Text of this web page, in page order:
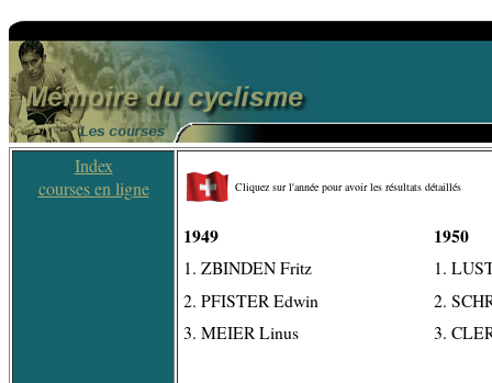
Index
courses en ligne
Cliquez sur l'année pour avoir les résultats détaillés
1949
1. ZBINDEN Fritz
2. PFISTER Edwin
3. MEIER Linus
1950
1.
2.
3.